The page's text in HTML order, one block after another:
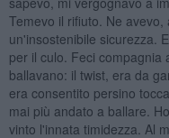
Temevo il rifiuto. Ne avevo,
un'insostenibile sicurezza.
per il culo. Feci compagnia
ballavano: il twist, era da
era consentito persino
mai più andato a ballare.
vinto l'innata timidezza. Al